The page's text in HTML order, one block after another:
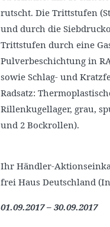
rutscht. Die Trittstufen
und durch die
Trittstufen durch eine
Pulverbeschichtung in
sowie Schlag- und
Radsatz:
Rillenkugellager, grau,
und 2 Bockrollen).
Ihr Händler-
frei Haus Deutschland
01.09.2017 – 30.09.2017